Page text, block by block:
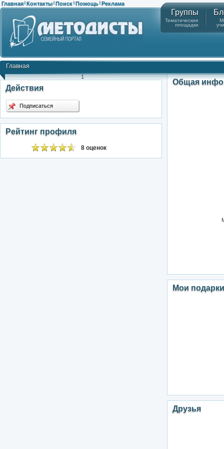
Главная | Контакты | Поиск | Помощь | Реклама
Группы
Тематические
площадки
Главная
1
Действия
Подписаться
Рейтинг профиля
8 оценок
Общая
Мои подарки
Друзья